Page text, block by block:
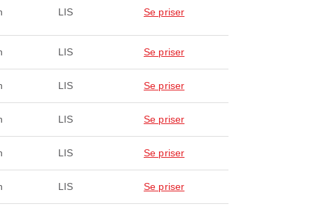
LIS Se priser
LIS Se priser
LIS Se priser
LIS Se priser
LIS Se priser
LIS Se priser